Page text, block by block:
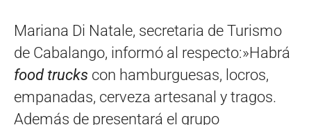
Mariana Di Natale, secretaria de Turismo
de Cabalango, informó al respecto:»Habrá
food trucks con hamburguesas, locros,
empanadas, cerveza artesanal y tragos.
Además de presentará el grupo